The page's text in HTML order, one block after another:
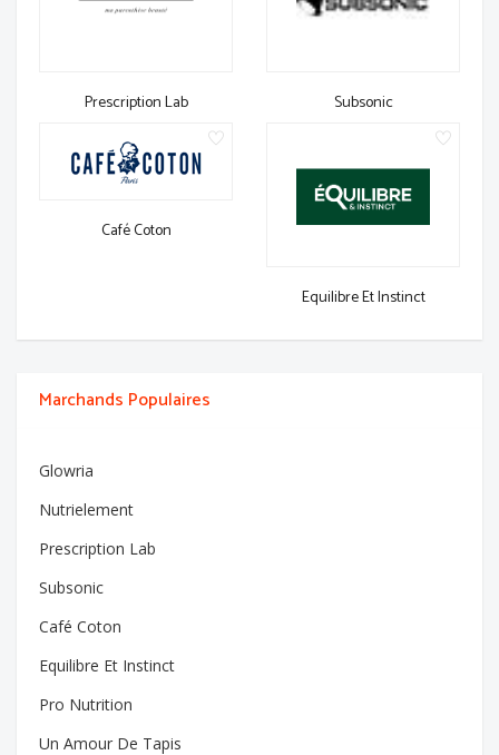
Prescription Lab Subsonic
Café Coton
Equilibre Et Instinct
Marchands Populaires
Glowria
Nutrielement
Prescription Lab
Subsonic
Café Coton
Equilibre Et Instinct
Pro Nutrition
Un Amour De Tapis